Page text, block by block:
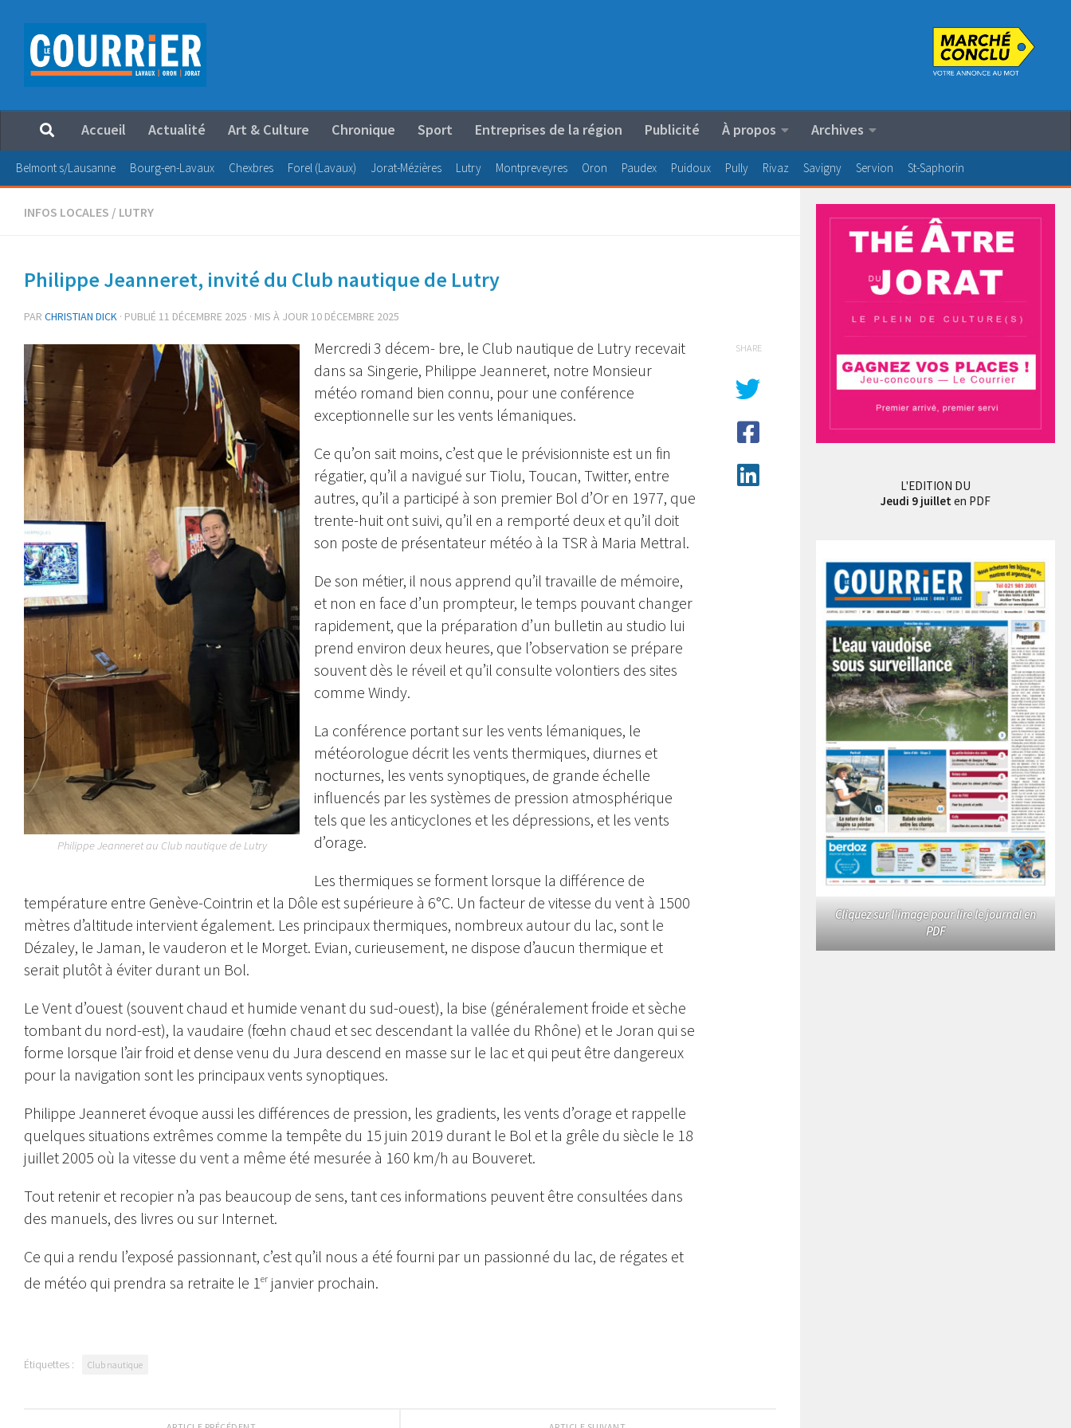
Au dessous du contenu
Accueil Actualité Art & Culture Chronique Sport Entreprises de la région Publicité À propos Archives
Belmont s/Lausanne Bourg-en-Lavaux Chexbres Forel (Lavaux) Jorat-Mézières Lutry Montpreveyres Oron Paudex Puidoux Pully Rivaz Savigny Servion St-Saphorin
INFOS LOCALES / LUTRY
Philippe Jeanneret, invité du Club nautique de Lutry
PAR CHRISTIAN DICK · PUBLIÉ 11 DÉCEMBRE 2025 · MIS À JOUR 10 DÉCEMBRE 2025
Philippe Jeanneret au Club nautique de Lutry
Mercredi 3 décem- bre, le Club nautique de Lutry recevait
dans sa Singerie, Philippe Jeanneret, notre Monsieur
météo romand bien connu, pour une conférence
exceptionnelle sur les vents lémaniques.
Ce qu’on sait moins, c’est que le prévisionniste est un fin
régatier, qu’il a navigué sur Tiolu, Toucan, Twitter, entre
autres, qu’il a participé à son premier Bol d’Or en 1977, que
trente-huit ont suivi, qu’il en a remporté deux et qu’il doit
son poste de présentateur météo à la TSR à Maria Mettral.
De son métier, il nous apprend qu’il travaille de mémoire,
et non en face d’un prompteur, le temps pouvant changer
rapidement, que la préparation d’un bulletin au studio lui
prend environ deux heures, que l’observation se prépare
souvent dès le réveil et qu’il consulte volontiers des sites
comme Windy.
La conférence portant sur les vents lémaniques, le
météorologue décrit les vents thermiques, diurnes et
nocturnes, les vents synoptiques, de grande échelle
influencés par les systèmes de pression atmosphérique
tels que les anticyclones et les dépressions, et les vents
d’orage.
Les thermiques se forment lorsque la différence de
température entre Genève-Cointrin et la Dôle est supérieure à 6°C. Un facteur de vitesse du vent à 1500
mètres d’altitude intervient également. Les principaux thermiques, nombreux autour du lac, sont le
Dézaley, le Jaman, le vauderon et le Morget. Evian, curieusement, ne dispose d’aucun thermique et
serait plutôt à éviter durant un Bol.
Le Vent d’ouest (souvent chaud et humide venant du sud-ouest), la bise (généralement froide et sèche
tombant du nord-est), la vaudaire (fœhn chaud et sec descendant la vallée du Rhône) et le Joran qui se
forme lorsque l’air froid et dense venu du Jura descend en masse sur le lac et qui peut être dangereux
pour la navigation sont les principaux vents synoptiques.
Philippe Jeanneret évoque aussi les différences de pression, les gradients, les vents d’orage et rappelle
quelques situations extrêmes comme la tempête du 15 juin 2019 durant le Bol et la grêle du siècle le 18
juillet 2005 où la vitesse du vent a même été mesurée à 160 km/h au Bouveret.
Tout retenir et recopier n’a pas beaucoup de sens, tant ces informations peuvent être consultées dans
des manuels, des livres ou sur Internet.
Ce qui a rendu l’exposé passionnant, c’est qu’il nous a été fourni par un passionné du lac, de régates et
de météo qui prendra sa retraite le 1 er janvier prochain.
SHARE
Étiquettes : Club nautique
L'EDITION DU
Jeudi 9 juillet en PDF
Cliquez sur l'image pour lire le journal en
PDF